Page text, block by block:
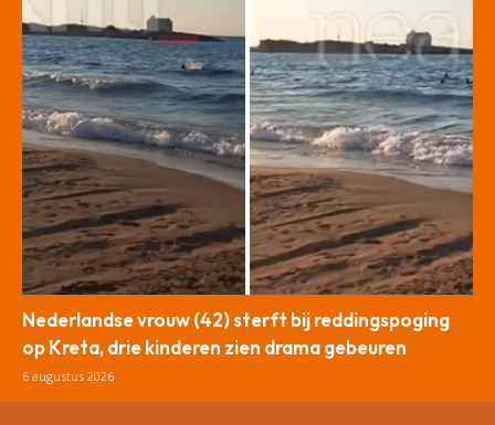
Nederlandse vrouw (42) sterft bij reddingspoging
op Kreta, drie kinderen zien drama gebeuren
6 augustus 2026